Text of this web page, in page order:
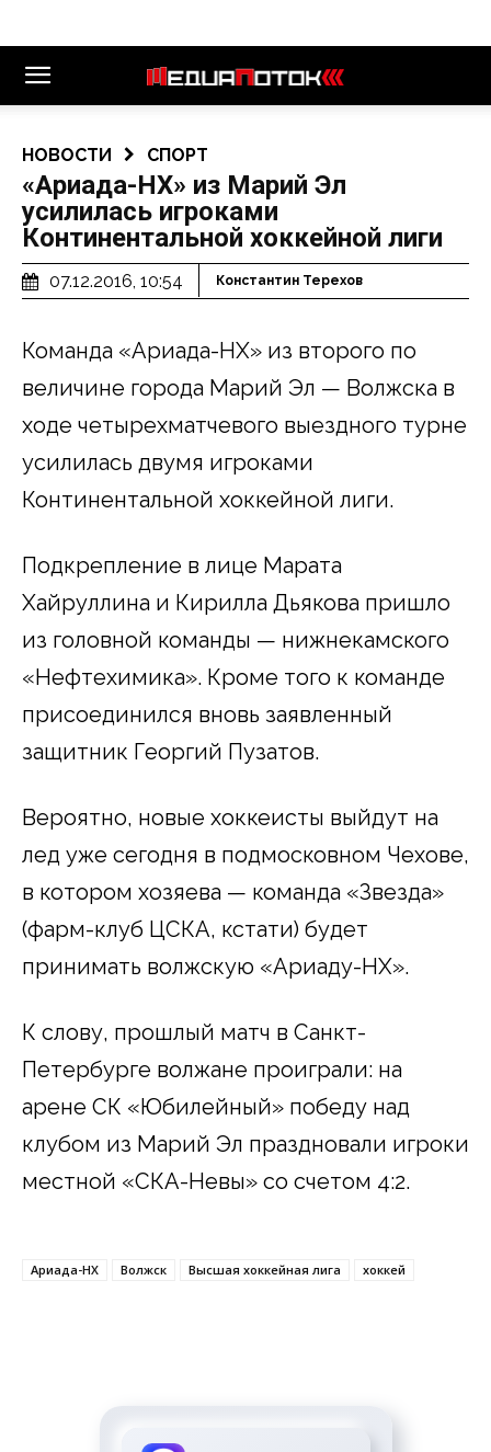
НОВОСТИ СПОРТ
«Ариада-НХ» из Марий Эл
усилилась игроками
Континентальной хоккейной лиги
07.12.2016, 10:54 Константин Терехов
Команда «Ариада-НХ» из второго по
величине города Марий Эл — Волжска в
ходе четырехматчевого выездного турне
усилилась двумя игроками
Континентальной хоккейной лиги.
Подкрепление в лице Марата
Хайруллина и Кирилла Дьякова пришло
из головной команды — нижнекамского
«Нефтехимика». Кроме того к команде
присоединился вновь заявленный
защитник Георгий Пузатов.
Вероятно, новые хоккеисты выйдут на
лед уже сегодня в подмосковном Чехове,
в котором хозяева — команда «Звезда»
(фарм-клуб ЦСКА, кстати) будет
принимать волжскую «Ариаду-НХ».
К слову, прошлый матч в Санкт-
Петербурге волжане проиграли: на
арене СК «Юбилейный» победу над
клубом из Марий Эл праздновали игроки
местной «СКА-Невы» со счетом 4:2.
Ариада-НХ Волжск Высшая хоккейная лига хоккей